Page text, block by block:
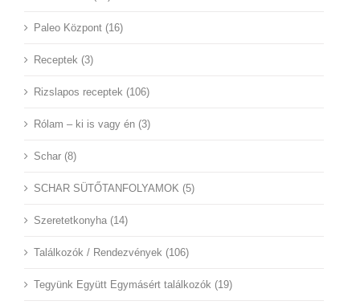
Paleo Központ (16)
Receptek (3)
Rizslapos receptek (106)
Rólam – ki is vagy én (3)
Schar (8)
SCHAR SÜTŐTANFOLYAMOK (5)
Szeretetkonyha (14)
Találkozók / Rendezvények (106)
Tegyünk Együtt Egymásért találkozók (19)